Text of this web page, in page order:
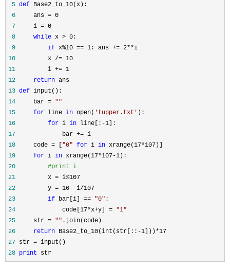
5 def
6
     ans =
7
     i =
8
while x >
9
if x%10 == 1: ans += 2**
10
11
12
return
13 def
14
     bar =
""
15
for line in open( ' tupper.txt '
16
for i in line[:-1
17
             bar +=
18
     code = [
"0" for i in xrange(17*107
19
for i in xrange(17*107-1
20
#print i
21
22
23
if bar[i] == "0"
24
             code[17*x+y] =
"1"
25
     str =
""
26
return
27 str =
28 print str